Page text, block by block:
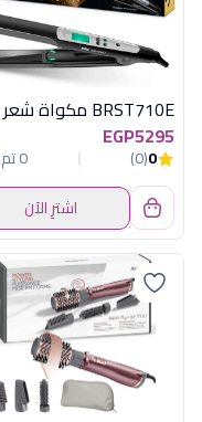
EGP5295
0
(0)
0 تم البيع
اشترِ الآن